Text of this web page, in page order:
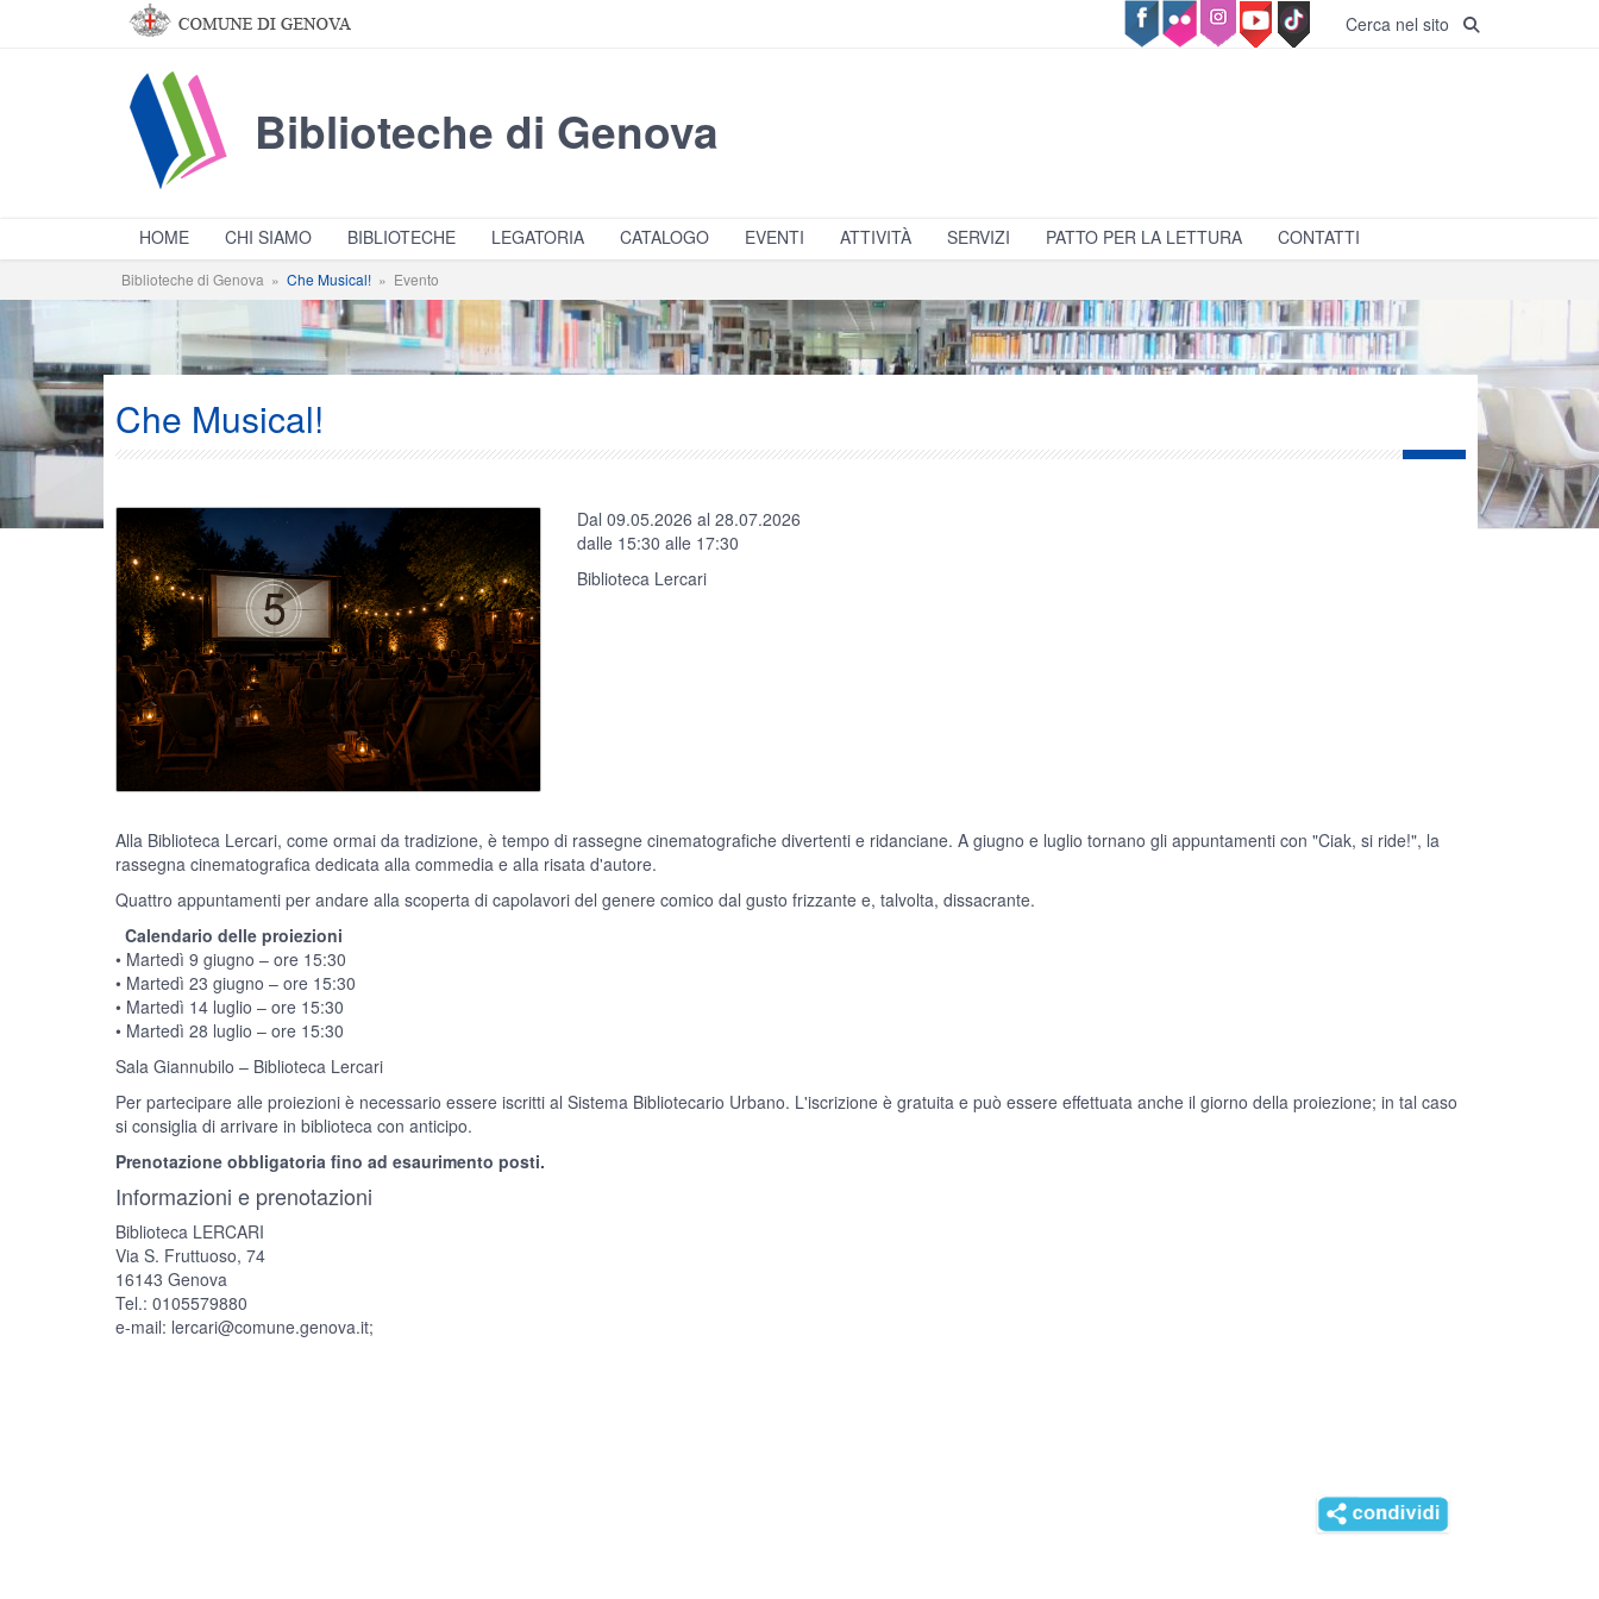
Salta al contenuto principale Cerca nel sito
Biblioteche di Genova
HOME CHI SIAMO BIBLIOTECHE LEGATORIA CATALOGO EVENTI ATTIVITÀ SERVIZI PATTO PER LA LETTURA CONTATTI
Biblioteche di Genova » Che Musical! » Evento
Che Musical!
Dal 09.05.2026 al 28.07.2026
dalle 15:30 alle 17:30
Biblioteca Lercari
Alla Biblioteca Lercari, come ormai da tradizione, è tempo di rassegne cinematografiche divertenti e ridanciane. A giugno e luglio tornano gli appuntamenti con "Ciak, si ride!", la
rassegna cinematografica dedicata alla commedia e alla risata d'autore.
Quattro appuntamenti per andare alla scoperta di capolavori del genere comico dal gusto frizzante e, talvolta, dissacrante.
Calendario delle proiezioni
• Martedì 9 giugno – ore 15:30
• Martedì 23 giugno – ore 15:30
• Martedì 14 luglio – ore 15:30
• Martedì 28 luglio – ore 15:30
Sala Giannubilo – Biblioteca Lercari
Per partecipare alle proiezioni è necessario essere iscritti al Sistema Bibliotecario Urbano. L'iscrizione è gratuita e può essere effettuata anche il giorno della proiezione; in tal caso
si consiglia di arrivare in biblioteca con anticipo.
Prenotazione obbligatoria fino ad esaurimento posti.
Informazioni e prenotazioni
Biblioteca LERCARI
Via S. Fruttuoso, 74
16143 Genova
Tel.: 0105579880
e-mail: lercari@comune.genova.it;